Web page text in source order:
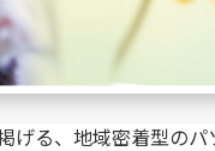
げる、地域密着型のパ